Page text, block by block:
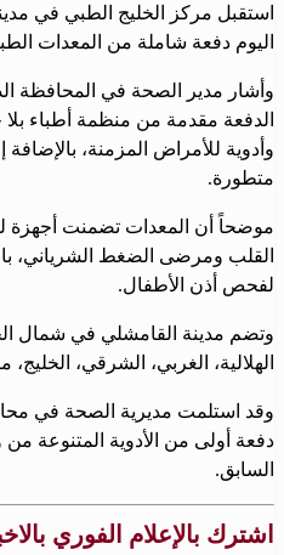
استقبل مركز الخليج الطبي في
اليوم دفعة شاملة من المعدات
وأشار مدير الصحة في المحافظة
الدفعة مقدمة من منظمة أطباء
وأدوية للأمراض المزمنة،
متطورة.
موضحاً أن المعدات تضمنت أجهزة
القلب ومرضى الضغط الشرياني،
لفحص أذن الأطفال.
وتضم مدينة القامشلي في شمال
الهلالية، الغربي، الشرقي، الخليج،
وقد استلمت مديرية الصحة في
دفعة أولى من الأدوية المتنوعة من
السابق.
اشترك بالإعلام الفوري